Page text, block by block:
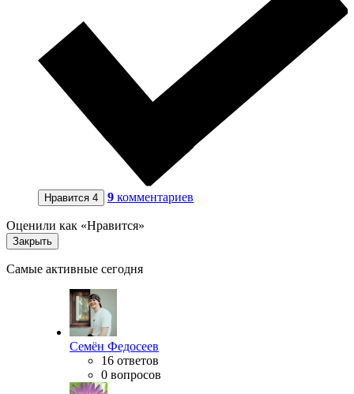
Нравится 4 9 комментариев
Оценили как «Нравится»
Закрыть
Самые активные сегодня
Семён Федосеев
16 ответов
0 вопросов